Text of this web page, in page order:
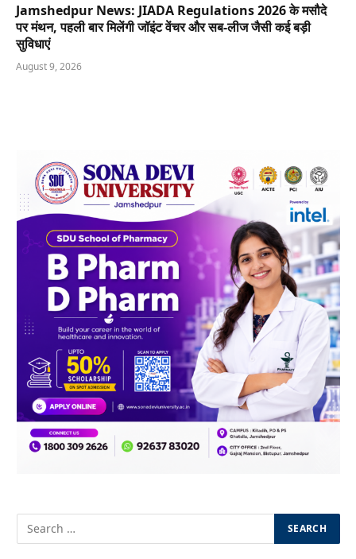
Jamshedpur News: JIADA Regulations 2026 के मसौदे
पर मंथन, पहली बार मिलेंगी जॉइंट वेंचर और सब-लीज जैसी कई बड़ी
सुविधाएं
August 9, 2026